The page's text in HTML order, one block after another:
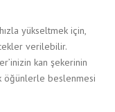
yükseltmek için,
verilebilir.
kan şekerinin
öğünlerle beslenmesi